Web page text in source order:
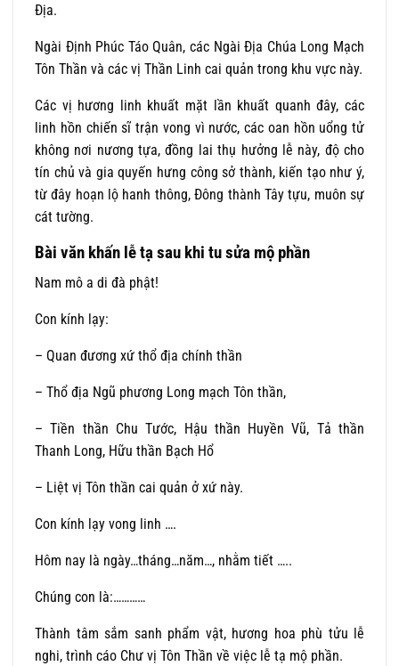
Địa.
Ngài Định Phúc Táo Quân, các Ngài Địa Chúa Long Mạch
Tôn Thần và các vị Thần Linh cai quản trong khu vực này.
Các vị hương linh khuất mặt lần khuất quanh đây, các
linh hồn chiến sĩ trận vong vì nước, các oan hồn uổng tử
không nơi nương tựa, đồng lai thụ hưởng lễ này, độ cho
tín chủ và gia quyến hưng công sở thành, kiến tạo như ý,
từ đây hoạn lộ hanh thông, Đông thành Tây tựu, muôn sự
cát tường.
Bài văn khấn lễ tạ sau khi tu sửa mộ phần
Nam mô a di đà phật!
Con kính lạy:
– Quan đương xứ thổ địa chính thần
– Thổ địa Ngũ phương Long mạch Tôn thần,
– Tiền thần Chu Tước, Hậu thần Huyền Vũ, Tả thần
Thanh Long, Hữu thần Bạch Hổ
– Liệt vị Tôn thần cai quản ở xứ này.
Con kính lạy vong linh ….
Hôm nay là ngày…tháng…năm…, nhằm tiết …..
Chúng con là:…………
Thành tâm sắm sanh phẩm vật, hương hoa phù tửu lễ
nghi, trình cáo Chư vị Tôn Thần về việc lễ tạ mộ phần.